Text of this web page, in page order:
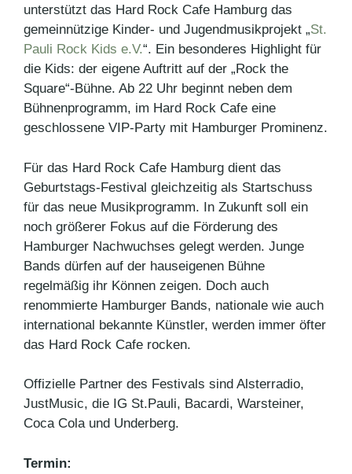
unterstützt das Hard Rock Cafe Hamburg das
gemeinnützige Kinder- und Jugendmusikprojekt „St.
Pauli Rock Kids e.V.“. Ein besonderes Highlight für
die Kids: der eigene Auftritt auf der „Rock the
Square“-Bühne. Ab 22 Uhr beginnt neben dem
Bühnenprogramm, im Hard Rock Cafe eine
geschlossene VIP-Party mit Hamburger Prominenz.
Für das Hard Rock Cafe Hamburg dient das
Geburtstags-Festival gleichzeitig als Startschuss
für das neue Musikprogramm. In Zukunft soll ein
noch größerer Fokus auf die Förderung des
Hamburger Nachwuchses gelegt werden. Junge
Bands dürfen auf der hauseigenen Bühne
regelmäßig ihr Können zeigen. Doch auch
renommierte Hamburger Bands, nationale wie auch
international bekannte Künstler, werden immer öfter
das Hard Rock Cafe rocken.
Offizielle Partner des Festivals sind Alsterradio,
JustMusic, die IG St.Pauli, Bacardi, Warsteiner,
Coca Cola und Underberg.
Termin: